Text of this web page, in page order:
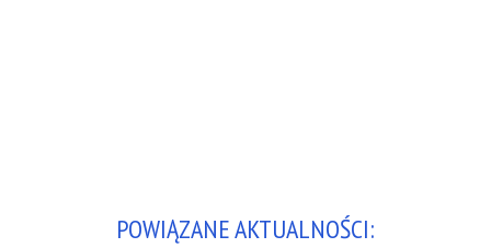
POWIĄZANE AKTUALNOŚCI: